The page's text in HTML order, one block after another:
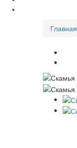
Главная